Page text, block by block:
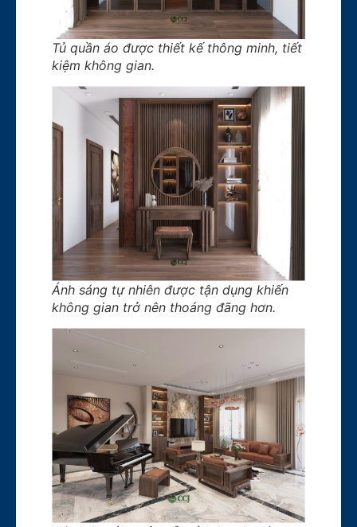
Tủ quần áo được thiết kế thông minh, tiết
kiệm không gian.
Ánh sáng tự nhiên được tận dụng khiến
không gian trở nên thoáng đãng hơn.